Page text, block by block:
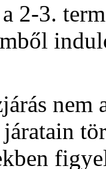
2-3.
nem